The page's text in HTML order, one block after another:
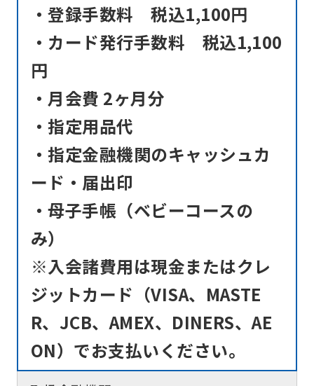
・登録手数料 税込1,100円
・カード発行手数料 税込1,100
円
・月会費 2ヶ月分
・指定用品代
・指定金融機関のキャッシュカ
ード・届出印
・母子手帳（ベビーコースの
み）
※入会諸費用は現金またはクレ
ジットカード（VISA、MASTE
R、JCB、AMEX、DINERS、AE
ON）でお支払いください。